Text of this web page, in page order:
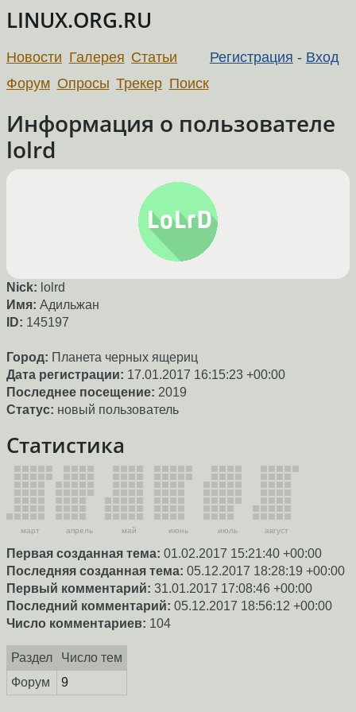
LINUX.ORG.RU
Регистрация - Вход
Новости Галерея Статьи
Форум Опросы Трекер Поиск
Информация о пользователе
lolrd
Nick: lolrd
Имя: Адильжан
ID: 145197
Город: Планета черных ящериц
Дата регистрации: 17.01.2017 16:15:23 +00:00
Последнее посещение: 2019
Статус: новый пользователь
Статистика
март апрель май июнь июль август
Первая созданная тема: 01.02.2017 15:21:40 +00:00
Последняя созданная тема: 05.12.2017 18:28:19 +00:00
Первый комментарий: 31.01.2017 17:08:46 +00:00
Последний комментарий: 05.12.2017 18:56:12 +00:00
Число комментариев: 104
Раздел
Число тем
Форум
9